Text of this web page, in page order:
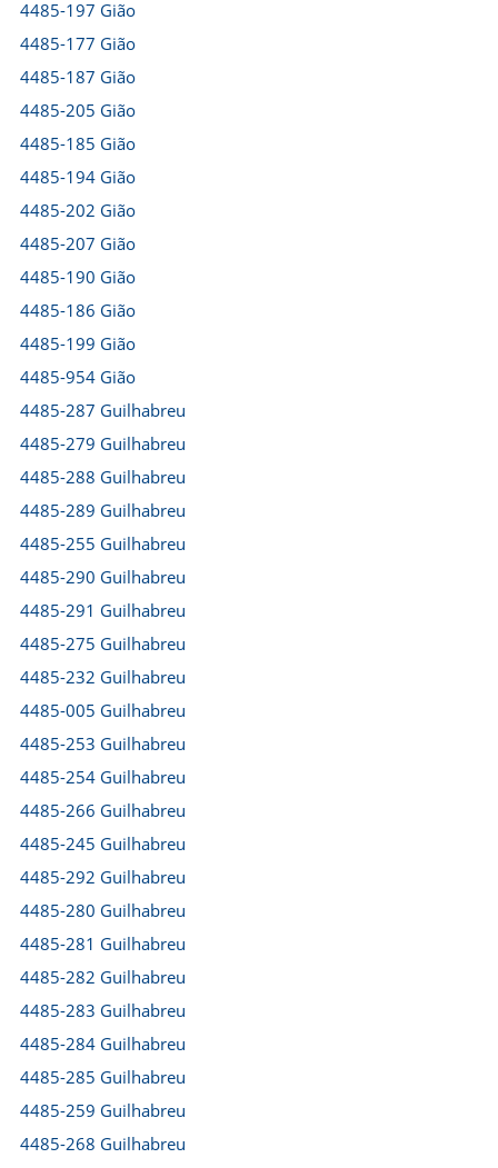
4485-197 Gião
4485-177 Gião
4485-187 Gião
4485-205 Gião
4485-185 Gião
4485-194 Gião
4485-202 Gião
4485-207 Gião
4485-190 Gião
4485-186 Gião
4485-199 Gião
4485-954 Gião
4485-287 Guilhabreu
4485-279 Guilhabreu
4485-288 Guilhabreu
4485-289 Guilhabreu
4485-255 Guilhabreu
4485-290 Guilhabreu
4485-291 Guilhabreu
4485-275 Guilhabreu
4485-232 Guilhabreu
4485-005 Guilhabreu
4485-253 Guilhabreu
4485-254 Guilhabreu
4485-266 Guilhabreu
4485-245 Guilhabreu
4485-292 Guilhabreu
4485-280 Guilhabreu
4485-281 Guilhabreu
4485-282 Guilhabreu
4485-283 Guilhabreu
4485-284 Guilhabreu
4485-285 Guilhabreu
4485-259 Guilhabreu
4485-268 Guilhabreu